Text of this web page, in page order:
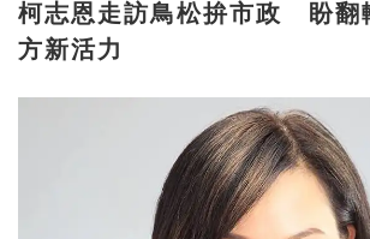
柯志恩走訪鳥松拚市政 盼翻
方新活力